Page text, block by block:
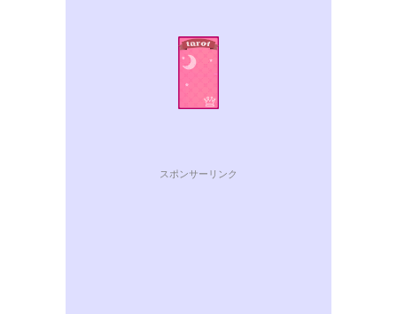
スポンサーリンク